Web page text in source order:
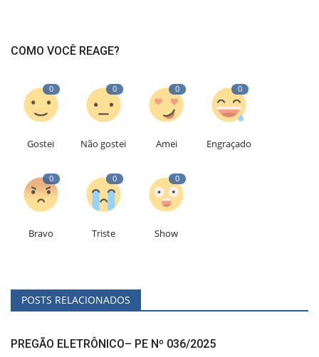
COMO VOCÊ REAGE?
0
Gostei
0
Não gostei
0
Amei
0
Engraçado
0
Bravo
0
Triste
0
Show
POSTS RELACIONADOS
PREGÃO ELETRÔNICO– PE Nº 036/2025